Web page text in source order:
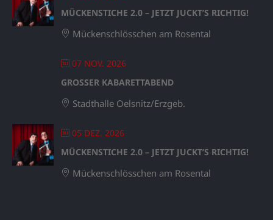
MÜCKENSTICHE 2.0 – JETZT JUCKT’S RICHTIG!
Mückenschlösschen am Rosental
07 NOV. 2026
GROSSER KABARETTABEND
Stadthalle Oelsnitz/Erzgeb.
05 DEZ. 2026
MÜCKENSTICHE 2.0 – JETZT JUCKT’S RICHTIG!
Mückenschlösschen am Rosental